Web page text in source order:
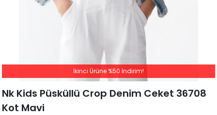
Nk Kids Püsküllü Crop Denim Ceket 36708
Kot Mavi
İkinci Ürüne %50 İndirim!